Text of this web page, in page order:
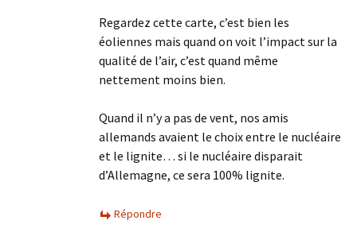
Regardez cette carte, c’est bien les
éoliennes mais quand on voit l’impact sur la
qualité de l’air, c’est quand même
nettement moins bien.
Quand il n’y a pas de vent, nos amis
allemands avaient le choix entre le nucléaire
et le lignite… si le nucléaire disparait
d’Allemagne, ce sera 100% lignite.
Répondre